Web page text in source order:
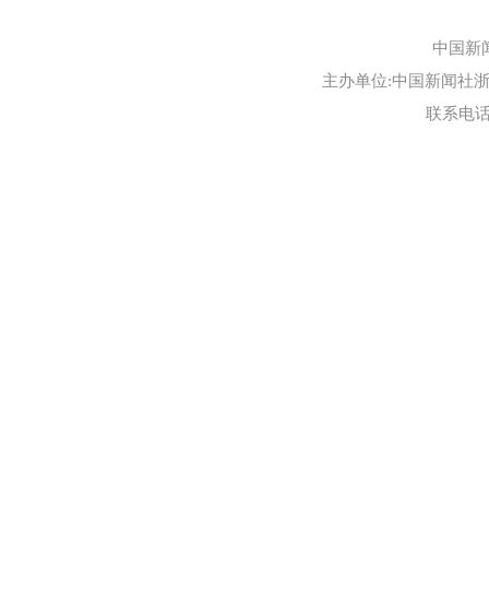
中国新
主办单位:中国新闻社
联系电